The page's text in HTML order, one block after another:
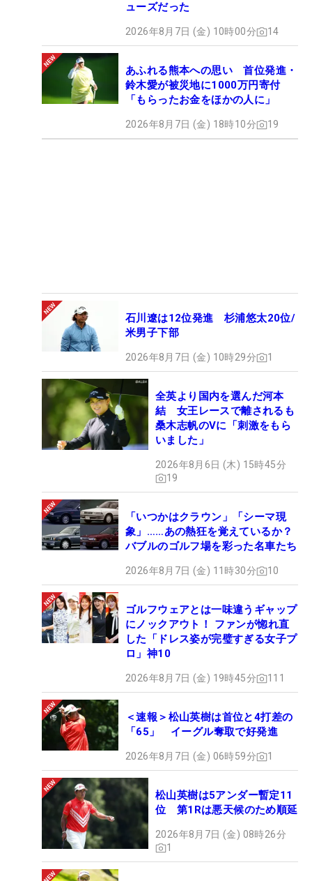
ューズだった
2026年8月7日 (金) 10時00分 14
あふれる熊本への思い 首位発進・
鈴木愛が被災地に1000万円寄付
「もらったお金をほかの人に」
2026年8月7日 (金) 18時10分 19
石川遼は12位発進 杉浦悠太20位/
米男子下部
2026年8月7日 (金) 10時29分 1
全英より国内を選んだ河本
結 女王レースで離されるも
桑木志帆のVに「刺激をもら
いました」
2026年8月6日 (木) 15時45分
19
「いつかはクラウン」「シーマ現
象」……あの熱狂を覚えているか？
バブルのゴルフ場を彩った名車たち
2026年8月7日 (金) 11時30分 10
ゴルフウェアとは一味違うギャップ
にノックアウト！ ファンが惚れ直
した「ドレス姿が完璧すぎる女子プ
ロ」神10
2026年8月7日 (金) 19時45分 111
＜速報＞松山英樹は首位と4打差の
「65」 イーグル奪取で好発進
2026年8月7日 (金) 06時59分 1
松山英樹は5アンダー暫定11
位 第1Rは悪天候のため順延
2026年8月7日 (金) 08時26分
1